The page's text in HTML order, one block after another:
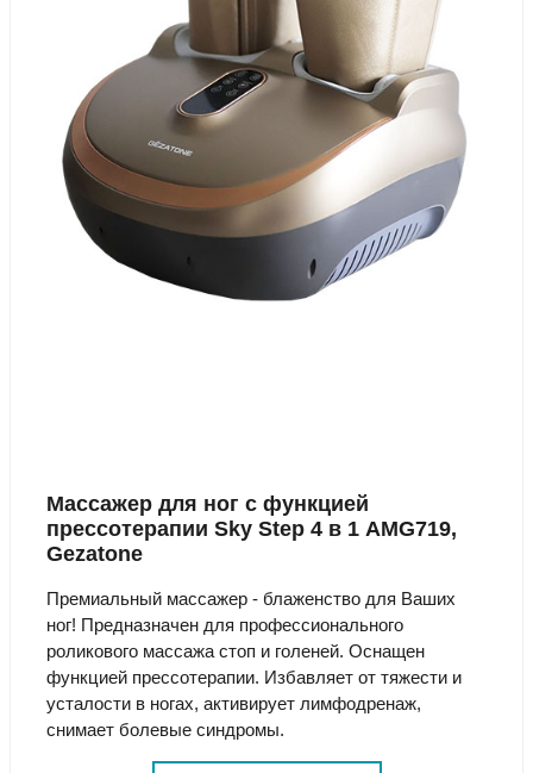
Массажер для ног с функцией
прессотерапии Sky Step 4 в 1 AMG719,
Gezatone
Премиальный массажер - блаженство для Ваших
ног! Предназначен для профессионального
роликового массажа стоп и голеней. Оснащен
функцией прессотерапии. Избавляет от тяжести и
усталости в ногах, активирует лимфодренаж,
снимает болевые синдромы.